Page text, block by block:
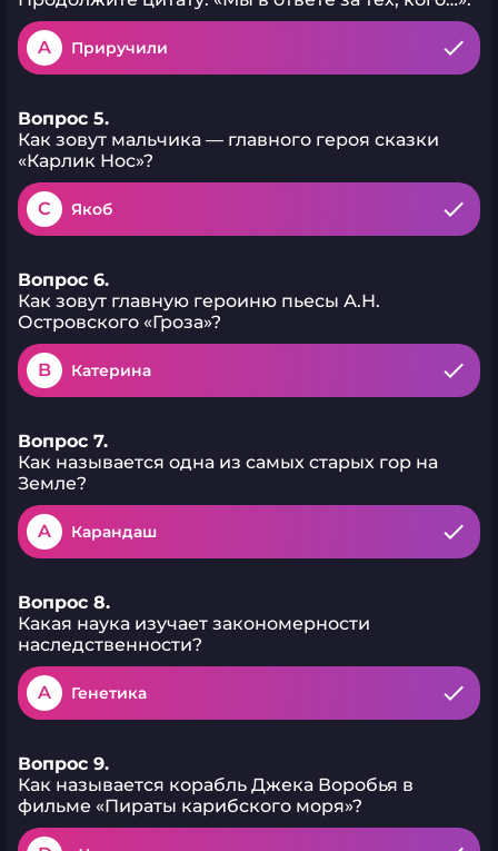
A Приручили
Вопрос 5.
Как зовут мальчика — главного героя сказки
«Карлик Нос»?
C Якоб
Вопрос 6.
Как зовут главную героиню пьесы А.Н.
Островского «Гроза»?
B Катерина
Вопрос 7.
Как называется одна из самых старых гор на
Земле?
A Карандаш
Вопрос 8.
Какая наука изучает закономерности
наследственности?
A Генетика
Вопрос 9.
Как называется корабль Джека Воробья в
фильме «Пираты карибского моря»?